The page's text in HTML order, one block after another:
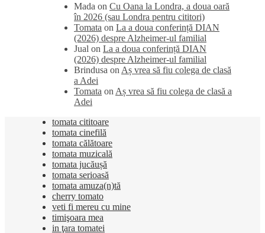
Mada on Cu Oana la Londra, a doua oară
în 2026 (sau Londra pentru cititori)
Tomata on La a doua conferință DIAN
(2026) despre Alzheimer-ul familial
Jual on La a doua conferință DIAN
(2026) despre Alzheimer-ul familial
Brindusa on Aș vrea să fiu colega de clasă
a Adei
Tomata on Aș vrea să fiu colega de clasă a
Adei
tomata cititoare
tomata cinefilă
tomata călătoare
tomata muzicală
tomata jucăușă
tomata serioasă
tomata amuza(n)tă
cherry tomato
veti fi mereu cu mine
timişoara mea
in ţara tomatei